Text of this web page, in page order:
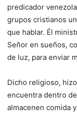
predicador
grupos cristianos
que hablar. Él
Señor en sueños,
de luz, para enviar
Dicho religioso,
encuentra dentro
almacenen comida